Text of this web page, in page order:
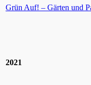
Grün Auf! – Gärten und
2021